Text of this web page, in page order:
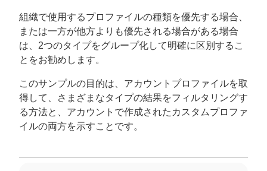
組織で使用するプロファイルの種類を優先する場合、
または一方が他方よりも優先される場合がある場合
は、2つのタイプをグループ化して明確に区別するこ
とをお勧めします。
このサンプルの目的は、アカウントプロファイルを取
得して、さまざまなタイプの結果をフィルタリングす
る方法と、アカウントで作成されたカスタムプロファ
イルの両方を示すことです。